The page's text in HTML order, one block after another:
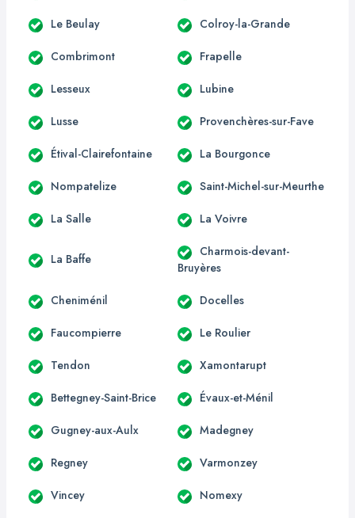
Le Beulay Colroy-la-Grande
Combrimont Frapelle
Lesseux Lubine
Lusse Provenchères-sur-Fave
Étival-Clairefontaine La Bourgonce
Nompatelize Saint-Michel-sur-Meurthe
La Salle La Voivre
La Baffe
Charmois-devant-
Bruyères
Cheniménil Docelles
Faucompierre Le Roulier
Tendon Xamontarupt
Bettegney-Saint-Brice Évaux-et-Ménil
Gugney-aux-Aulx Madegney
Regney Varmonzey
Vincey Nomexy